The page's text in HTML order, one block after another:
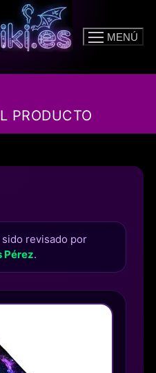
MENÚ
PRODUCTO
sido revisado por
Pérez.